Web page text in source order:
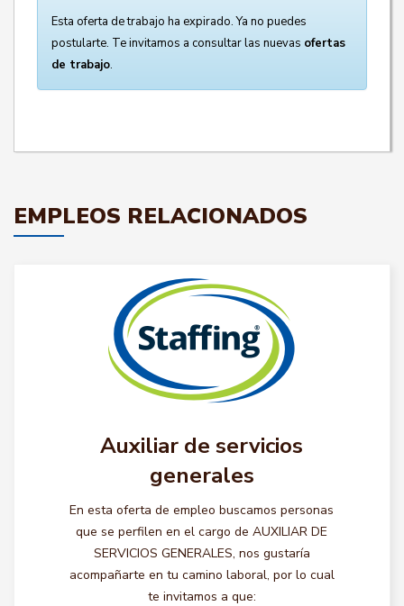
Esta oferta de trabajo ha expirado. Ya no puedes
postularte. Te invitamos a consultar las nuevas ofertas
de trabajo.
EMPLEOS RELACIONADOS
Auxiliar de servicios
generales
En esta oferta de empleo buscamos personas
que se perfilen en el cargo de AUXILIAR DE
SERVICIOS GENERALES, nos gustaría
acompañarte en tu camino laboral, por lo cual
te invitamos a que: